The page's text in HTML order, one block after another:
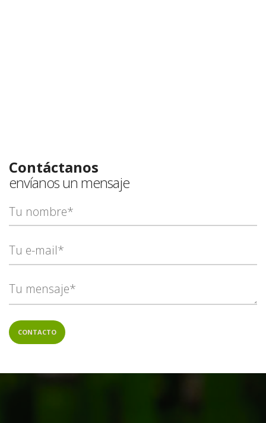
Contáctanos
envíanos un mensaje